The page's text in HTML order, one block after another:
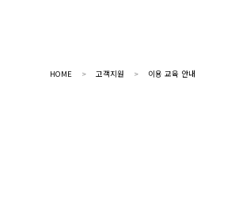
HOME > 고객지원 > 이용 교육 안내